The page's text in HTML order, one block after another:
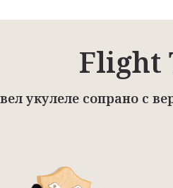
Flight
укулеле сопрано с